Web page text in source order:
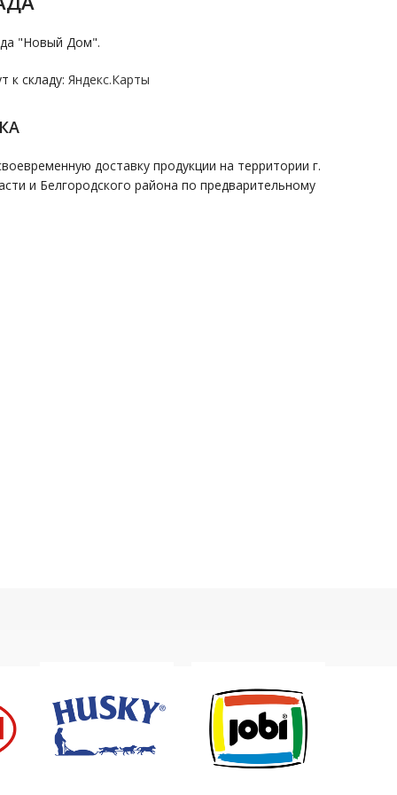
"Новый Дом".
к складу: Яндекс.Карты
доставку продукции на территории г.
и Белгородского района по предварительному